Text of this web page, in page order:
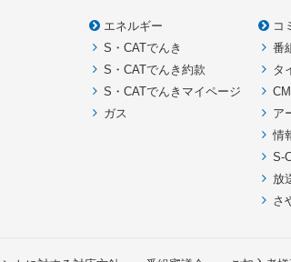
エネルギー
S・CATでんき
S・CATでんき約款
S・CATでんきマイページ
ガス
コ
番
タ
ア
情
S-
放
さ